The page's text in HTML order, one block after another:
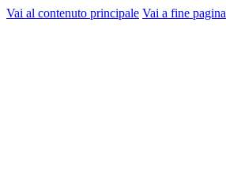
Vai al contenuto principale Vai a fine pagina